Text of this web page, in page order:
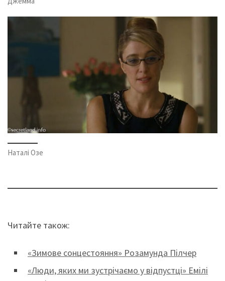
Наталі Озе
Читайте також:
«Зимове сонцестояння» Розамунда Пілчер
«Люди, яких ми зустрічаємо у відпустці» Емілі